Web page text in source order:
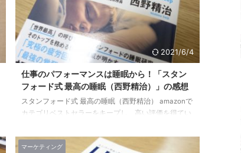
2021/6/4
仕事のパフォーマンスは睡眠から！「スタン
フォード式 最高の睡眠（西野精治）」の感想
スタンフォード式 最高の睡眠（西野精治） amazonで
カテゴリベストセラーをキープし、高い評価を得てい
フォード大学医学部精神科教授、同大学睡眠生体リズ
ム研究所(SCNラボ)所長であり、 医師・医学博士の西
マーケティング